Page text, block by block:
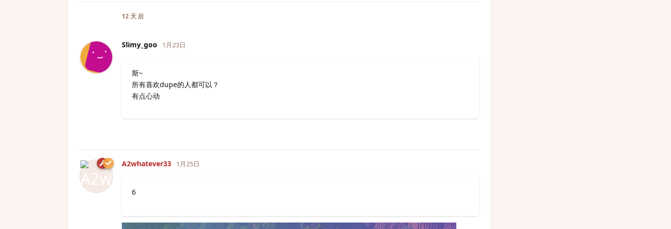
12 天 后
Slimy_goo 1月23日
斯~
所有喜欢dupe的人都可以？
有点心动
A2whatever33 1月25日
6